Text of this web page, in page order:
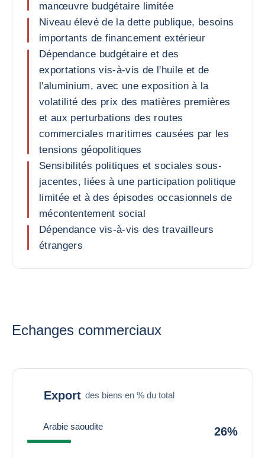
manœuvre budgétaire limitée
Niveau élevé de la dette publique, besoins
importants de financement extérieur
Dépendance budgétaire et des
exportations vis-à-vis de l'huile et de
l'aluminium, avec une exposition à la
volatilité des prix des matières premières
et aux perturbations des routes
commerciales maritimes causées par les
tensions géopolitiques
Sensibilités politiques et sociales sous-
jacentes, liées à une participation politique
limitée et à des épisodes occasionnels de
mécontentement social
Dépendance vis-à-vis des travailleurs
étrangers
Echanges commerciaux
Export des biens en % du total
Arabie saoudite 26%